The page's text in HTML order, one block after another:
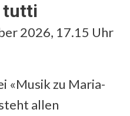
tutti
2026, 17.15 Uhr
«Musik zu Maria-
allen